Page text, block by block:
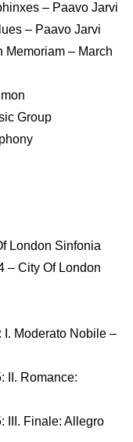
– Paavo Jarvi
– Paavo Jarvi
Memoriam – March
Group
London Sinfonia
– City Of London
I. Moderato Nobile –
II. Romance:
III. Finale: Allegro